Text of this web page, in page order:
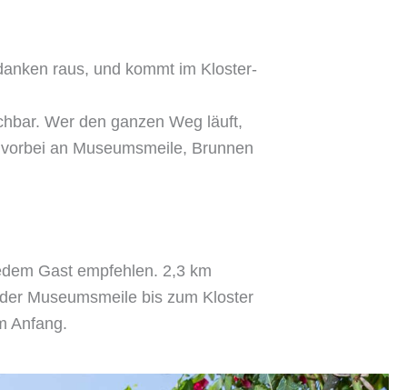
raus, und kommt im Kloster-
Wer den ganzen Weg läuft,
an Museumsmeile, Brunnen
Gast empfehlen. 2,3 km
Museumsmeile bis zum Kloster
Anfang.